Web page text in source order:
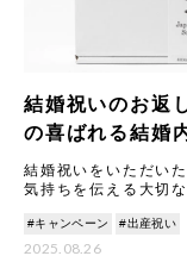
結婚祝いのお返
の喜ばれる結婚
結婚祝いをいただい
気持ちを伝える大切
ことも多いですが、
#キャンペーン #出産祝い
2025.08.26